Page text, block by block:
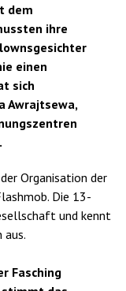
dem
ihre
einen
sich
Awrajtsewa,
Organisation der
Die 13-
und kennt
aus.
Fasching